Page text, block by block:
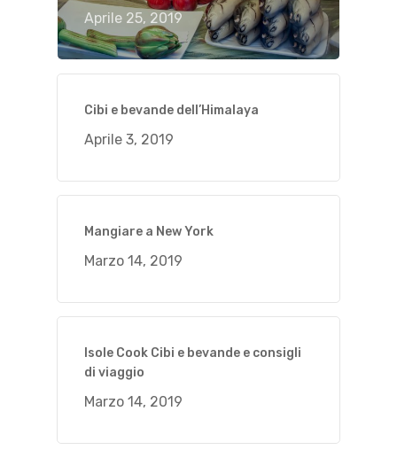
Aprile 25, 2019
Cibi e bevande dell’Himalaya
Aprile 3, 2019
Mangiare a New York
Marzo 14, 2019
Isole Cook Cibi e bevande e consigli
di viaggio
Marzo 14, 2019